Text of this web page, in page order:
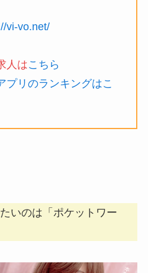
vi-vo.net/
人はこちら
プリのランキングはこ
いのは「ポケットワー